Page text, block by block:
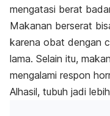
mengatasi berat
Makanan berserat
karena obat dengan
lama. Selain itu,
mengalami respon
Alhasil, tubuh jadi